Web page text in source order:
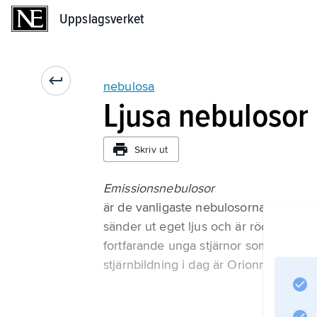
Uppslagsverket
nebulosa
Ljusa nebulosor
Skriv ut
Emissionsnebulosor
är de vanligaste nebulosorna. De är
sänder ut eget ljus och är röda till
fortfarande unga stjärnor som har
stjärnbildning i dag är Orionnebulosan.